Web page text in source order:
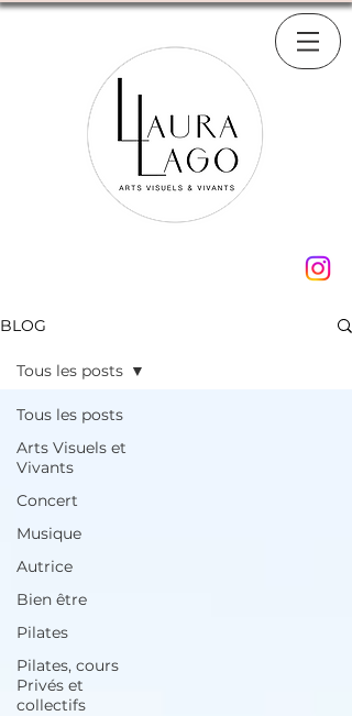
BLOG
Tous les posts
Arts Visuels et
Vivants
Concert
Musique
Autrice
Bien être
Pilates
Pilates, cours
Privés et
collectifs
Tous les posts